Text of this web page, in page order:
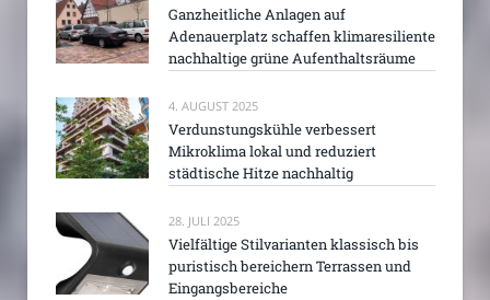
Ganzheitliche Anlagen auf
Adenauerplatz schaffen klimaresiliente
nachhaltige grüne Aufenthaltsräume
4. AUGUST 2025
Verdunstungskühle verbessert
Mikroklima lokal und reduziert
städtische Hitze nachhaltig
28. JULI 2025
Vielfältige Stilvarianten klassisch bis
puristisch bereichern Terrassen und
Eingangsbereiche